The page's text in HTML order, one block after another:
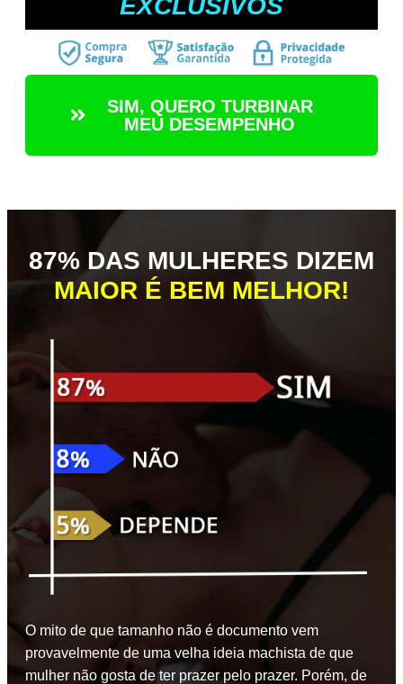
EXCLUSIVOS
SIM, QUERO TURBINAR
MEU DESEMPENHO
87% DAS MULHERES DIZEM
MAIOR É BEM MELHOR!
O mito de que tamanho não é documento vem
provavelmente de uma velha ideia machista de que
mulher não gosta de ter prazer pelo prazer. Porém, de